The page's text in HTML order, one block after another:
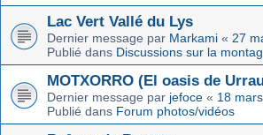
Lac Vert Vallé du Lys
Dernier message par Markami « 27
Publié dans Discussions sur la
MOTXORRO (El oasis de
Dernier message par jefoce « 18
Publié dans Forum photos/vidéos